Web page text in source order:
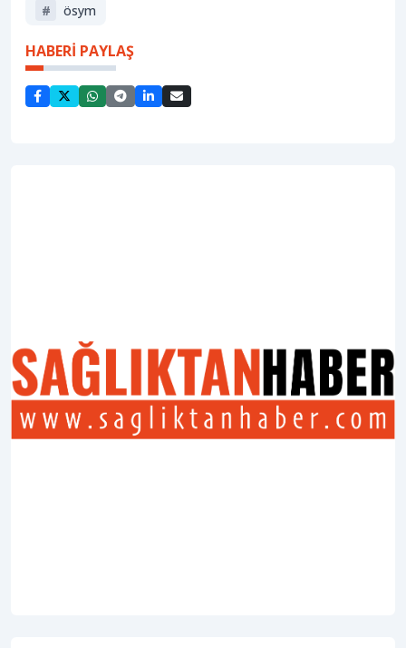
# ösym
HABERİ PAYLAŞ